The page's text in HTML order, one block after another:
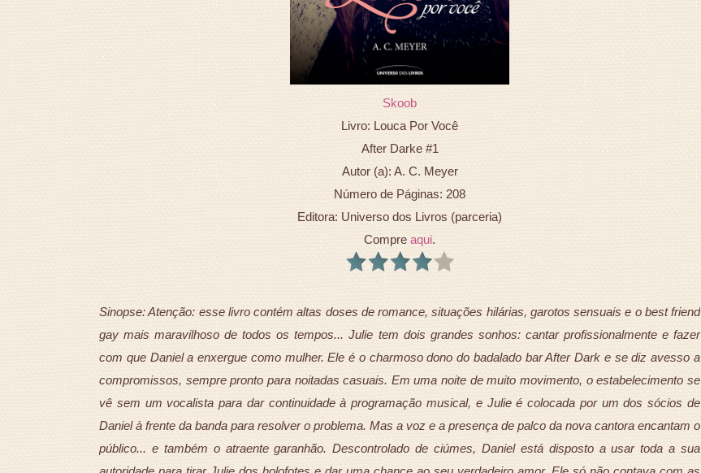
Skoob
Livro: Louca Por Você
After Darke #1
Autor (a): A. C. Meyer
Número de Páginas: 208
Editora: Universo dos Livros (parceria)
Compre aqui.
Sinopse: Atenção: esse livro contém altas doses de romance, situações hilárias, garotos sensuais e o best friend
gay mais maravilhoso de todos os tempos... Julie tem dois grandes sonhos: cantar profissionalmente e fazer
com que Daniel a enxergue como mulher. Ele é o charmoso dono do badalado bar After Dark e se diz avesso a
compromissos, sempre pronto para noitadas casuais. Em uma noite de muito movimento, o estabelecimento se
vê sem um vocalista para dar continuidade à programação musical, e Julie é colocada por um dos sócios de
Daniel à frente da banda para resolver o problema. Mas a voz e a presença de palco da nova cantora encantam o
público... e também o atraente garanhão. Descontrolado de ciúmes, Daniel está disposto a usar toda a sua